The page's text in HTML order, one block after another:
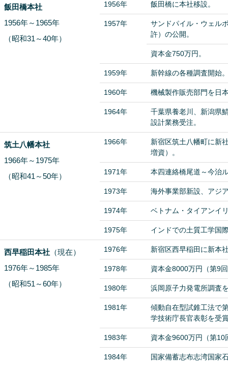
飯田橋本社
1956年～1965年
（昭和31～40年）
1956年 飯田橋に本社移設。
1957年
サンドパイル・ウェル
許）の公開。
資本金750万円。
1959年 新幹線の各種調査開始
1960年 機械製作販売部門を日
1964年
千葉県養老川、新潟県
設計業務受注。
筑土八幡本社
1966年～1975年
（昭和41～50年）
1966年
新宿区筑土八幡町に新
増資）。
1971年 本四連絡橋尾道～今治
1973年 海外事業部新設、アジ
1974年 ベトナム・タイアンイ
1975年 インドでの土質工学国
西早稲田本社 （現在）
1976年～1985年
（昭和51～60年）
1976年 新宿区西早稲田に新本
1978年 資本金8000万円（第9
1980年 浜岡原子力発電所調査
1981年
傾動自在型試錐工法で
学技術庁長官表彰を受
1983年 資本金9600万円（第10
1984年 国家備蓄志布志湾国家